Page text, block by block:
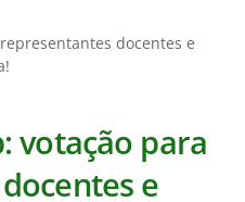
docentes e
votação para
e